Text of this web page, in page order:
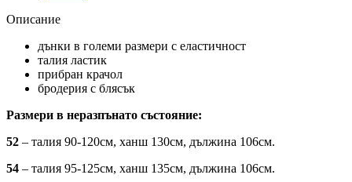
Описание
дънки в големи размери с еластичност
талия ластик
прибран крачол
бродерия с блясък
Размери в неразпънато състояние:
52 – талия 90-120см, ханш 130см, дължина 106см.
54 – талия 95-125см, ханш 135см, дължина 106см.